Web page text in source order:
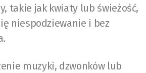
takie jak kwiaty lub świeżość,
niespodziewanie i bez
muzyki, dzwonków lub